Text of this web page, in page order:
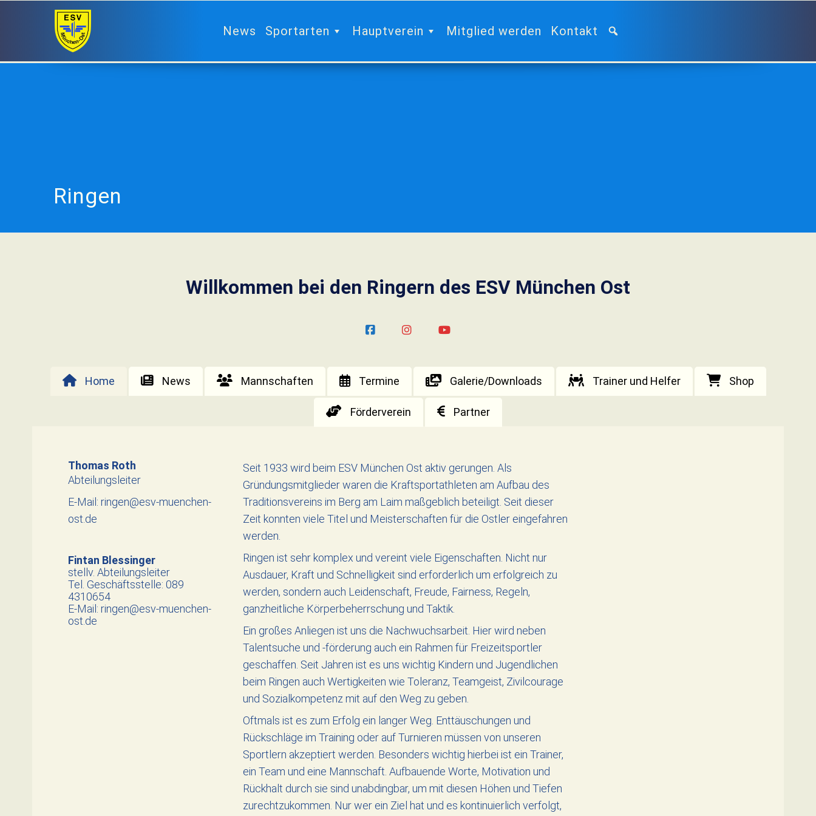
News Sportarten Hauptverein Mitglied werden Kontakt
Ringen
Willkommen bei den Ringern des ESV München Ost
Home News Mannschaften Termine Galerie/Downloads Trainer und Helfer Shop
Förderverein Partner
Thomas Roth
Abteilungsleiter
E-Mail: ringen@esv-muenchen-
ost.de
Fintan Blessinger
stellv. Abteilungsleiter
Tel. Geschäftsstelle: 089
4310654
E-Mail: ringen@esv-muenchen-
ost.de
Seit 1933 wird beim ESV München Ost aktiv gerungen. Als
Gründungsmitglieder waren die Kraftsportathleten am Aufbau des
Traditionsvereins im Berg am Laim maßgeblich beteiligt. Seit dieser
Zeit konnten viele Titel und Meisterschaften für die Ostler eingefahren
werden.
Ringen ist sehr komplex und vereint viele Eigenschaften. Nicht nur
Ausdauer, Kraft und Schnelligkeit sind erforderlich um erfolgreich zu
werden, sondern auch Leidenschaft, Freude, Fairness, Regeln,
ganzheitliche Körperbeherrschung und Taktik.
Ein großes Anliegen ist uns die Nachwuchsarbeit. Hier wird neben
Talentsuche und -förderung auch ein Rahmen für Freizeitsportler
geschaffen. Seit Jahren ist es uns wichtig Kindern und Jugendlichen
beim Ringen auch Wertigkeiten wie Toleranz, Teamgeist, Zivilcourage
und Sozialkompetenz mit auf den Weg zu geben.
Oftmals ist es zum Erfolg ein langer Weg. Enttäuschungen und
Rückschläge im Training oder auf Turnieren müssen von unseren
Sportlern akzeptiert werden. Besonders wichtig hierbei ist ein Trainer,
ein Team und eine Mannschaft. Aufbauende Worte, Motivation und
Rückhalt durch sie sind unabdingbar, um mit diesen Höhen und Tiefen
zurechtzukommen. Nur wer ein Ziel hat und es kontinuierlich verfolgt,